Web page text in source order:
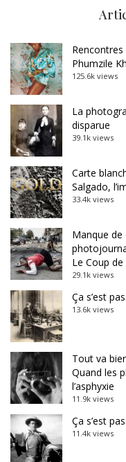
Phumzile
125.6k views
La
disparue
39.1k views
Carte
Salgado,
33.4k views
Manque
Le Coup
29.1k views
Ça s’est
13.6k views
Tout va
Quand les
l’asphyxie
11.9k views
Ça s’est
11.4k views